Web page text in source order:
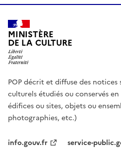
MINISTÈRE
DE LA CULTURE
POP décrit et diffuse des
culturels étudiés ou conservés
édifices ou sites, objets ou
photographies, etc.)
info.gouv.fr
service-